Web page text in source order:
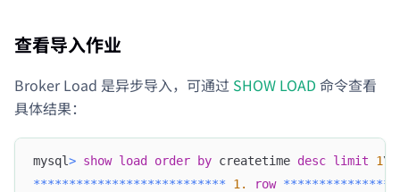
查看导入作业
Broker Load 是异步导入，可通过 SHOW LOAD 命令查看
具体结果：
mysql> show load order by createtime desc limit 1\G
*************************** 1. row ***************